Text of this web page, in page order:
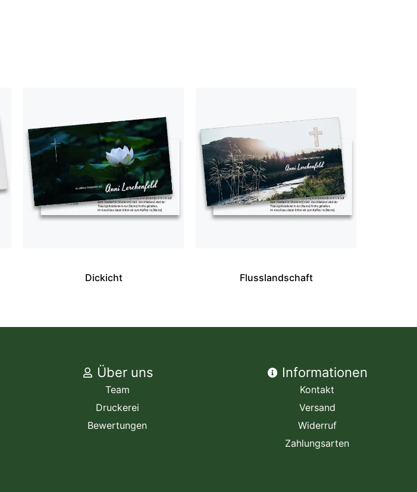
Dickicht Flusslandschaft
Über uns
Team
Druckerei
Bewertungen
Informationen
Kontakt
Versand
Widerruf
Zahlungsarten